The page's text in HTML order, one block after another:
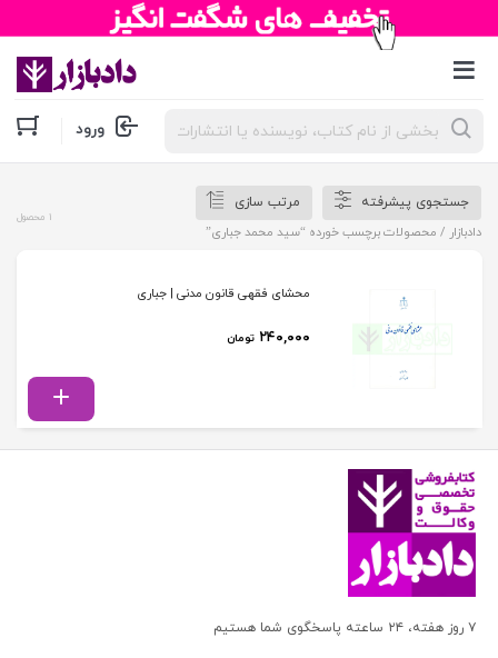
جستجوی
محصولات ورود
جستجوی پیشرفته
مرتب سازی
دادبازار / محصولات برچسب خورده “سید محمد جباری”
1 محصول
محشای فقهی قانون مدنی | جباری
۲۴۰,۰۰۰ تومان
۷ روز هفته، ۲۴ ساعته پاسخگوی شما هستیم